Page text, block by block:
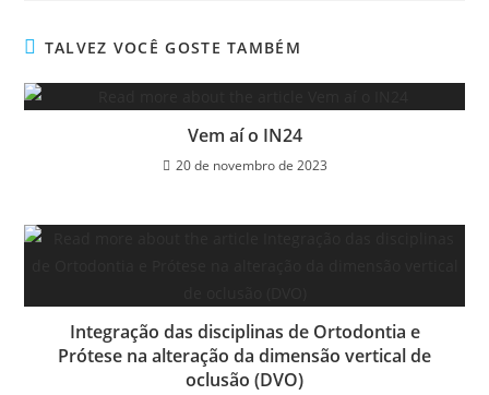
TALVEZ VOCÊ GOSTE TAMBÉM
Vem aí o IN24
20 de novembro de 2023
Integração das disciplinas de Ortodontia e
Prótese na alteração da dimensão vertical de
oclusão (DVO)